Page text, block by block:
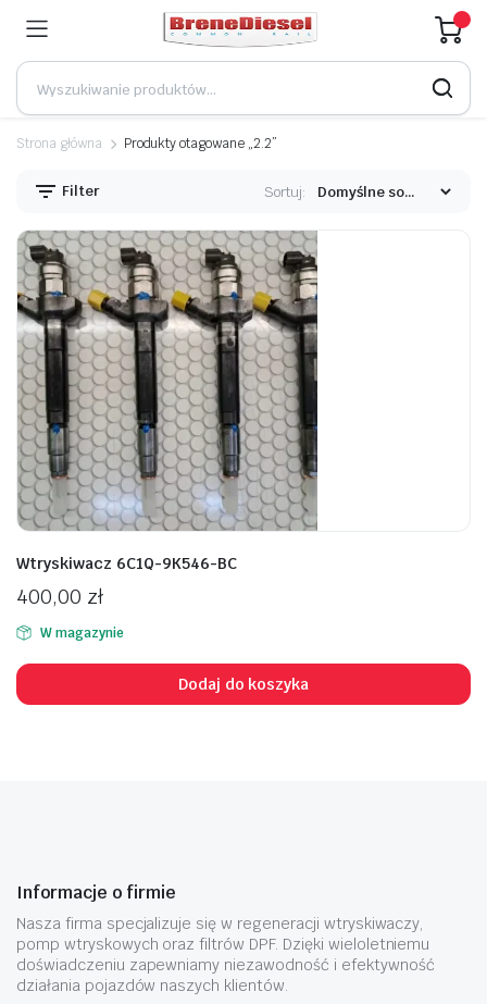
Strona główna Produkty otagowane „2.2”
Filter Sortuj:
Wtryskiwacz 6C1Q-9K546-BC
400,00 zł
W magazynie
Dodaj do koszyka
Informacje o firmie
Nasza firma specjalizuje się w regeneracji wtryskiwaczy,
pomp wtryskowych oraz filtrów DPF. Dzięki wieloletniemu
doświadczeniu zapewniamy niezawodność i efektywność
działania pojazdów naszych klientów.